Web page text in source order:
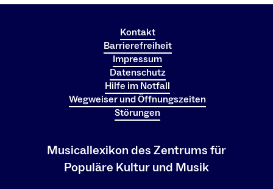
Kontakt
Barrierefreiheit
Impressum
Datenschutz
Hilfe im Notfall
Wegweiser und Öffnungszeiten
Störungen
Musicallexikon des Zentrums für
Populäre Kultur und Musik